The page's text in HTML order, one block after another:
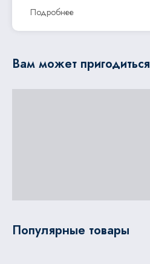
Подробнее
Вам может пригодиться
Популярные товары